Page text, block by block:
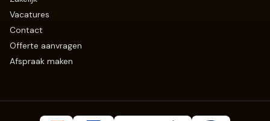
Vacatures
Contact
Offerte aanvragen
Afspraak maken